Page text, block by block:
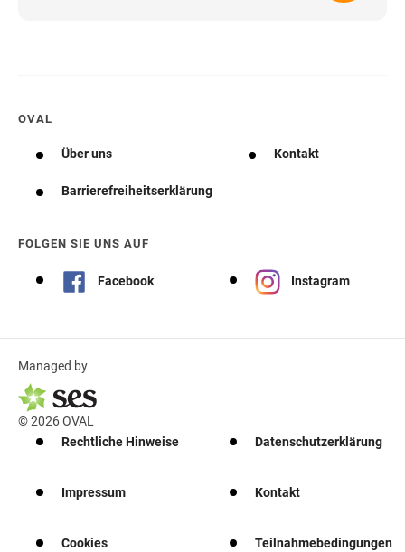
OVAL
Über uns Kontakt
Barrierefreiheitserklärung
FOLGEN SIE UNS AUF
Facebook Instagram
Managed by
© 2026 OVAL
Rechtliche Hinweise
Datenschutzerklärung
Impressum Kontakt
Cookies Teilnahmebedingungen